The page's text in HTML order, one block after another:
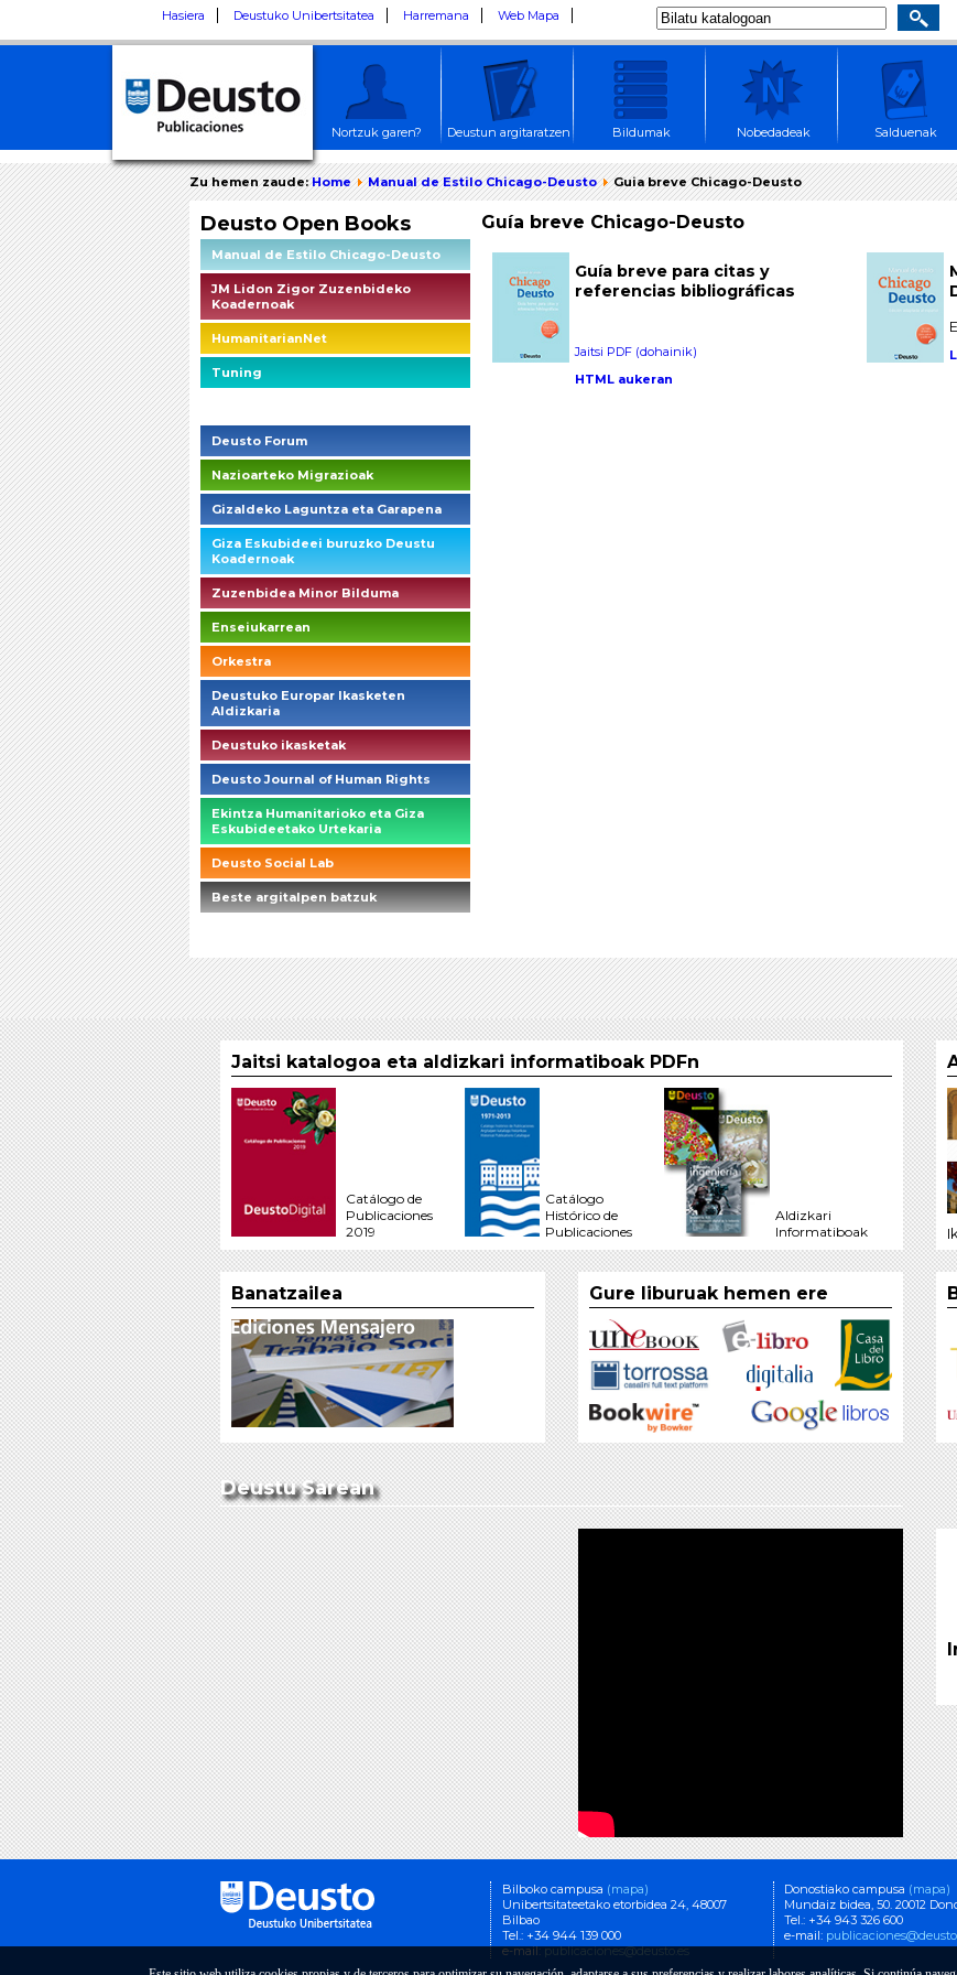
Hasiera Deustuko Unibertsitatea Harremana Web Mapa
Nortzuk garen? Deustun argitaratzen Bildumak Nobedadeak Salduenak
Zu hemen zaude:Home Manual de Estilo Chicago-Deusto Guia breve Chicago-Deusto
Deusto Open Books
Manual de Estilo Chicago-Deusto
JM Lidon Zigor Zuzenbideko
Koadernoak
HumanitarianNet
Tuning
Deusto Forum
Nazioarteko Migrazioak
Gizaldeko Laguntza eta Garapena
Giza Eskubideei buruzko Deustu
Koadernoak
Zuzenbidea Minor Bilduma
Enseiukarrean
Orkestra
Deustuko Europar Ikasketen
Aldizkaria
Deustuko ikasketak
Deusto Journal of Human Rights
Ekintza Humanitarioko eta Giza
Eskubideetako Urtekaria
Deusto Social Lab
Beste argitalpen batzuk
Guía breve Chicago-Deusto
Guía breve para citas y
referencias bibliográficas
Jaitsi PDF (dohainik)
HTML aukeran
Jaitsi katalogoa eta aldizkari informatiboak PDFn
Catálogo de
Publicaciones
2019
Catálogo
Histórico de
Publicaciones
Aldizkari
Informatiboak
Banatzailea Gure liburuak hemen ere
Deustu Sarean
Bilboko campusa (mapa)
Unibertsitateetako etorbidea 24, 48007
Bilbao
Tel.: +34 944 139 000
e-mail:publicaciones@deusto.es
Donostiako campusa (mapa)
Mundaiz bidea, 50. 20012
Tel.: +34 943 326 600
e-mail: